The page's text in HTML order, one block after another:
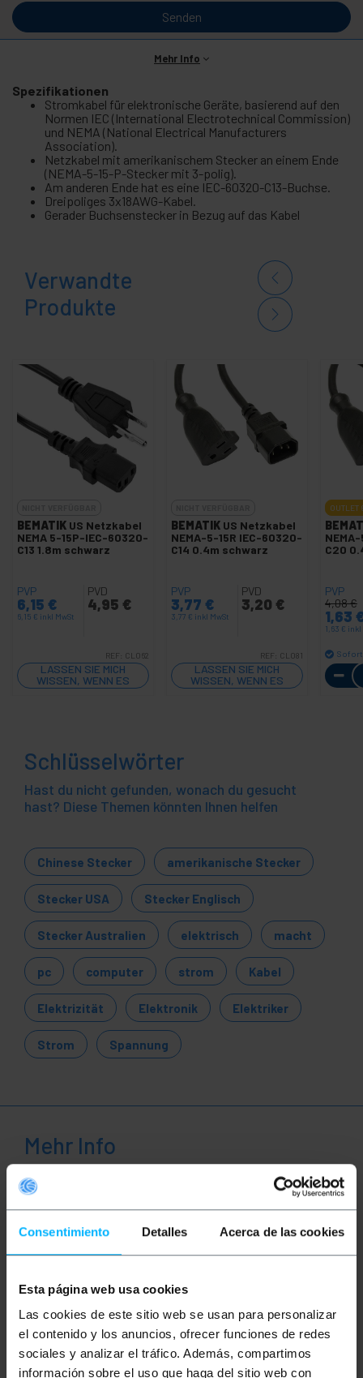
Consentimiento Detalles Acerca de las cookies
Esta página web usa cookies
Las cookies de este sitio web se usan para personalizar
el contenido y los anuncios, ofrecer funciones de redes
sociales y analizar el tráfico. Además, compartimos
información sobre el uso que haga del sitio web con
Senden
Mehr Info
Spezifikationen
Stromkabel für elektronische Geräte, basierend auf den
Normen IEC (International Electrotechnical Commission)
und NEMA (National Electrical Manufacturers
Association).
Netzkabel mit amerikanischem Stecker an einem Ende
(NEMA-5-15-P-Stecker mit 3-polig).
Am anderen Ende hat es eine IEC-60320-C13-Buchse.
Dreipoliges 3x18AWG-Kabel.
Gerader Buchsenstecker in Bezug auf das Kabel
Verwandte
Produkte
BEMATIK US Netzkabel
NEMA 5-15P-IEC-60320-
C13 1.8m schwarz
PVP
6,15 €
6,15 € inkl MwSt
PVD
4,95 €
REF: CL062
LASSEN SIE MICH
WISSEN, WENN ES
LAGER GIBT
BEMATIK US Netzkabel
NEMA-5-15R IEC-60320-
C14 0.4m schwarz
PVP
3,77 €
3,77 € inkl MwSt
PVD
3,20 €
REF: CL081
LASSEN SIE MICH
WISSEN, WENN ES
LAGER GIBT
OUTLET
C20
PVP
4,08€
1,63
1,63 € inkl
Schlüsselwörter
Hast du nicht gefunden, wonach du gesucht
hast? Diese Themen könnten Ihnen helfen
Chinese Stecker amerikanische Stecker
Stecker USA Stecker Englisch
Stecker Australien elektrisch macht
pc computer strom Kabel
Elektrizität Elektronik Elektriker
Strom Spannung
Mehr Info
Netzkabel für elektrische Geräte. Ein Endanschluss
Spezifikationen
Stromkabel für elektronische Geräte,
basierend auf den Normen IEC (International
Electrotechnical Commission) und NEMA
(National Electrical Manufacturers